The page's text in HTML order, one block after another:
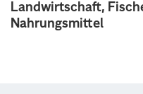
Landwirtschaft,
Nahrungsmittel